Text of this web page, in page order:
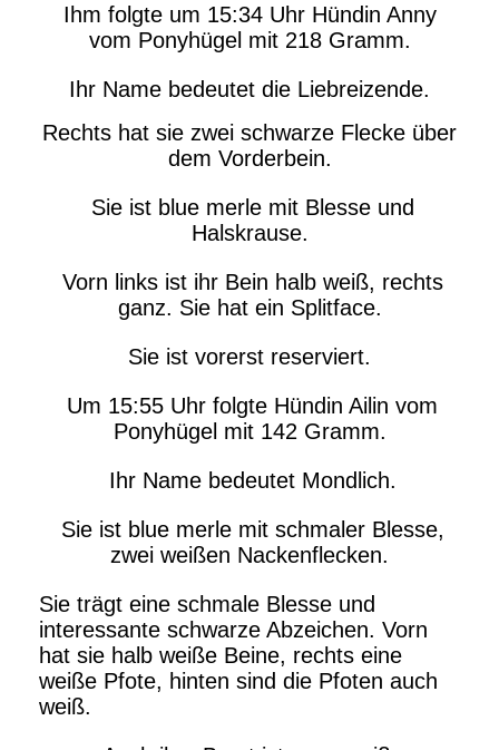
Ihm folgte um 15:34 Uhr Hündin Anny
vom Ponyhügel mit 218 Gramm.
Ihr Name bedeutet die Liebreizende.
Rechts hat sie zwei schwarze Flecke über
dem Vorderbein.
Sie ist blue merle mit Blesse und
Halskrause.
Vorn links ist ihr Bein halb weiß, rechts
ganz. Sie hat ein Splitface.
Sie ist vorerst reserviert.
Um 15:55 Uhr folgte Hündin Ailin vom
Ponyhügel mit 142 Gramm.
Ihr Name bedeutet Mondlich.
Sie ist blue merle mit schmaler Blesse,
zwei weißen Nackenflecken.
Sie trägt eine schmale Blesse und
interessante schwarze Abzeichen. Vorn
hat sie halb weiße Beine, rechts eine
weiße Pfote, hinten sind die Pfoten auch
weiß.